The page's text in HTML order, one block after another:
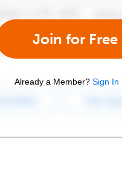
Join for Free
Already a Member? Sign In